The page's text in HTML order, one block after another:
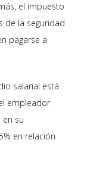
el impuesto
de la seguridad
pagarse a
salarial está
empleador
su
en relación